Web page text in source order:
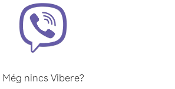
Még nincs Vibere?